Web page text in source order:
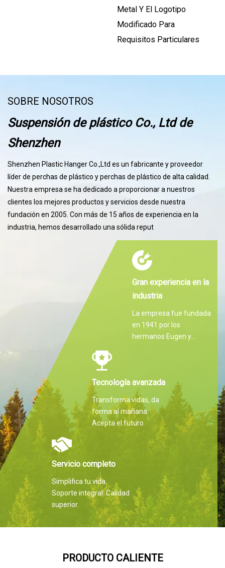
Metal Y El Logotipo
Modificado Para
Requisitos Particulares
SOBRE NOSOTROS
Suspensión de plástico Co., Ltd de
Shenzhen
Shenzhen Plastic Hanger Co.,Ltd es un fabricante y proveedor
líder de perchas de plástico y perchas de plástico de alta calidad.
Nuestra empresa se ha dedicado a proporcionar a nuestros
clientes los mejores productos y servicios desde nuestra
fundación en 2005. Con más de 15 años de experiencia en la
industria, hemos desarrollado una sólida reput
Gran experiencia en la
industria
La empresa fue fundada
en 1941 por los
hermanos Eugen y
Tecnología avanzada
Transforma vidas, da
forma al mañana.
Acepta el futuro
Servicio completo
Simplifica tu vida.
Soporte integral. Calidad
superior.
PRODUCTO CALIENTE